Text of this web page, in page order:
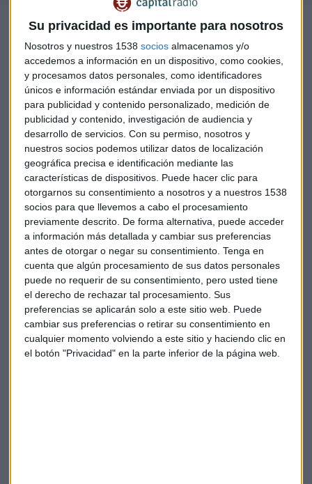
Su privacidad es importante para nosotros
Nosotros y nuestros 1538 socios almacenamos y/o
accedemos a información en un dispositivo, como cookies,
y procesamos datos personales, como identificadores
únicos e información estándar enviada por un dispositivo
para publicidad y contenido personalizado, medición de
publicidad y contenido, investigación de audiencia y
desarrollo de servicios. Con su permiso, nosotros y
nuestros socios podemos utilizar datos de localización
geográfica precisa e identificación mediante las
características de dispositivos. Puede hacer clic para
otorgarnos su consentimiento a nosotros y a nuestros 1538
socios para que llevemos a cabo el procesamiento
previamente descrito. De forma alternativa, puede acceder
a información más detallada y cambiar sus preferencias
antes de otorgar o negar su consentimiento. Tenga en
cuenta que algún procesamiento de sus datos personales
puede no requerir de su consentimiento, pero usted tiene
el derecho de rechazar tal procesamiento. Sus
preferencias se aplicarán solo a este sitio web. Puede
cambiar sus preferencias o retirar su consentimiento en
cualquier momento volviendo a este sitio y haciendo clic en
el botón "Privacidad" en la parte inferior de la página web.
En el consultorio, José María Luna analiza fondos en los
sectores de latecnología, materias primas y energía
entre otros. Destaca que las bolsas enAsia y Estados
Unidos han sufrido correcciones más fuertes
comparativa con Europa por su gran influencia de las
tecnológicas, mientras que en elDAX 40 o Eurostoxx 50
ponderan más otros sectores.